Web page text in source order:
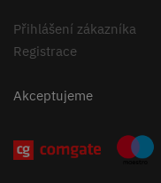
Přihlášení zákazníka
Registrace
Akceptujeme